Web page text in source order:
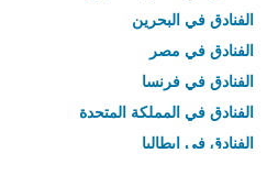
الفنادق في البحرين
الفنادق في مصر
الفنادق في فرنسا
الفنادق في المملكة المتحدة
الفنادق في إيطاليا